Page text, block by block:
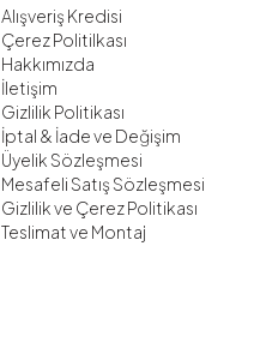
Alışveriş Kredisi
Çerez Politilkası
Hakkımızda
İletişim
Gizlilik Politikası
İptal & İade ve Değişim
Üyelik Sözleşmesi
Mesafeli Satış Sözleşmesi
Gizlilik ve Çerez Politikası
Teslimat ve Montaj